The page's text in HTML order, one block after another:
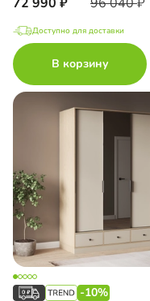
Доступно для доставки
В корзину
-10%